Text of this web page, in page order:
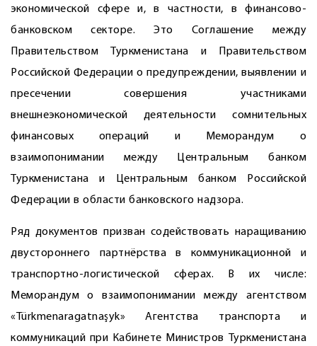
экономической сфере и, в частности, в финансово-
банковском секторе. Это Соглашение между
Правительством Туркменистана и Правительством
Российской Федерации о предупреждении, выявлении и
пресечении совершения участниками
внешнеэкономической деятельности сомнительных
финансовых операций и Меморандум о
взаимопонимании между Центральным банком
Туркменистана и Центральным банком Российской
Федерации в области банковского надзора.
Ряд документов призван содействовать наращиванию
двустороннего партнёрства в коммуникационной и
транспортно-логистической сферах. В их числе:
Меморандум о взаимопонимании между агентством
«Türkmenaragatnaşyk» Агентства транспорта и
коммуникаций при Кабинете Министров Туркменистана